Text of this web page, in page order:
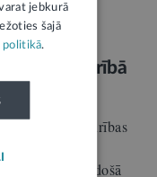
sabiedrībā
biedrības
PELSE,
Providus” vadošā
jebkurā
šajā
politikā.